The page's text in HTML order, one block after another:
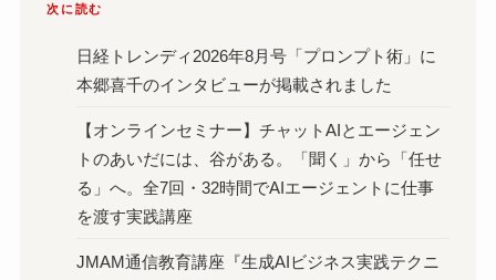
次に読む
日経トレンディ2026年8月号「プロンプト術」に
本郷喜千のインタビューが掲載されました
【オンラインセミナー】チャットAIとエージェン
トのあいだには、谷がある。「聞く」から「任せ
る」へ。全7回・32時間でAIエージェントに仕事
を渡す実践講座
JMAM通信教育講座『生成AIビジネス実践テクニ